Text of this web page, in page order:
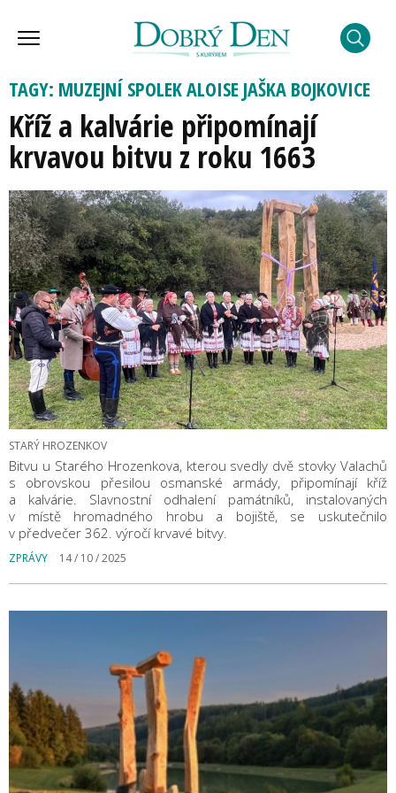
TAGY: MUZEJNÍ SPOLEK ALOISE JAŠKA BOJKOVICE
Kříž a kalvárie připomínají
krvavou bitvu z roku 1663
STARÝ HROZENKOV
Bitvu u Starého Hrozenkova, kterou svedly dvě stovky Valachů
s obrovskou přesilou osmanské armády, připomínají kříž
a kalvárie. Slavnostní odhalení památníků, instalovaných
v místě hromadného hrobu a bojiště, se uskutečnilo
v předvečer 362. výročí krvavé bitvy.
ZPRÁVY 14 / 10 / 2025